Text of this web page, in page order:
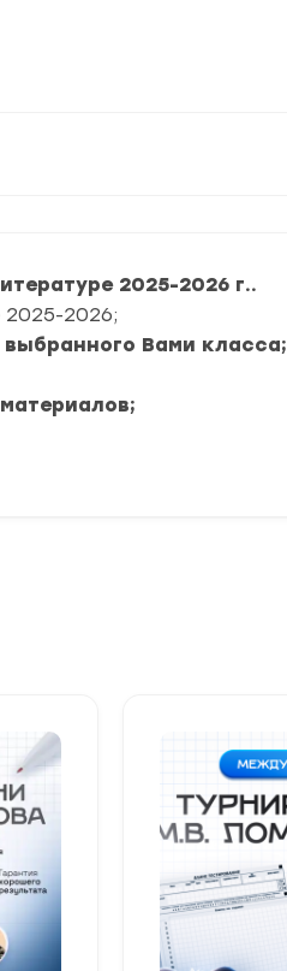
2025-2026 г..
2025-2026;
Вами класса;